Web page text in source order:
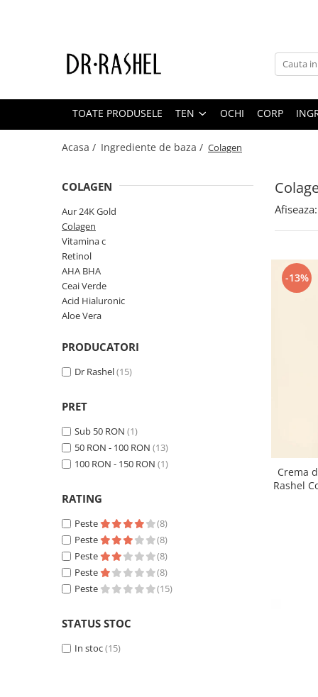
Lotiuni tonice
Creme de noapte
Masti de fata
Aur 24K Gold
Colagen
Acid Hialuronic
TOATE PRODUSELE TEN OCHI CORP
Acasa / Ingrediente de baza / Colagen
COLAGEN
Aur 24K Gold
Colagen
Vitamina c
Retinol
AHA BHA
Ceai Verde
Acid Hialuronic
Aloe Vera
PRODUCATORI
Dr Rashel(15)
PRET
Sub 50 RON (1)
50 RON - 100 RON (13)
100 RON - 150 RON (1)
RATING
Peste
(8)
Peste
(8)
Peste
(8)
Peste
(8)
Peste
(15)
STATUS STOC
In stoc(15)
Afiseaza:
-13%
Crema
Rashel